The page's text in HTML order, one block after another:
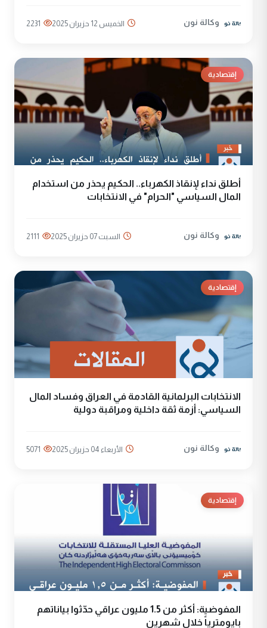
وكالة نون الخميس 12 حزيران 2025 2231
إقتصادية
أطلق نداء لإنقاذ الكهرباء.. الحكيم يحذر من استخدام
المال السياسي "الحرام" في الانتخابات
وكالة نون السبت 07 حزيران 2025 2111
إقتصادية
الانتخابات البرلمانية القادمة في العراق وفساد المال
السياسي: أزمة ثقة داخلية ومراقبة دولية
وكالة نون الأربعاء 04 حزيران 2025 5071
إقتصادية
المفوضية: أكثر من 1.5 مليون عراقي حدّثوا بياناتهم
بايومترياً خلال شهرين